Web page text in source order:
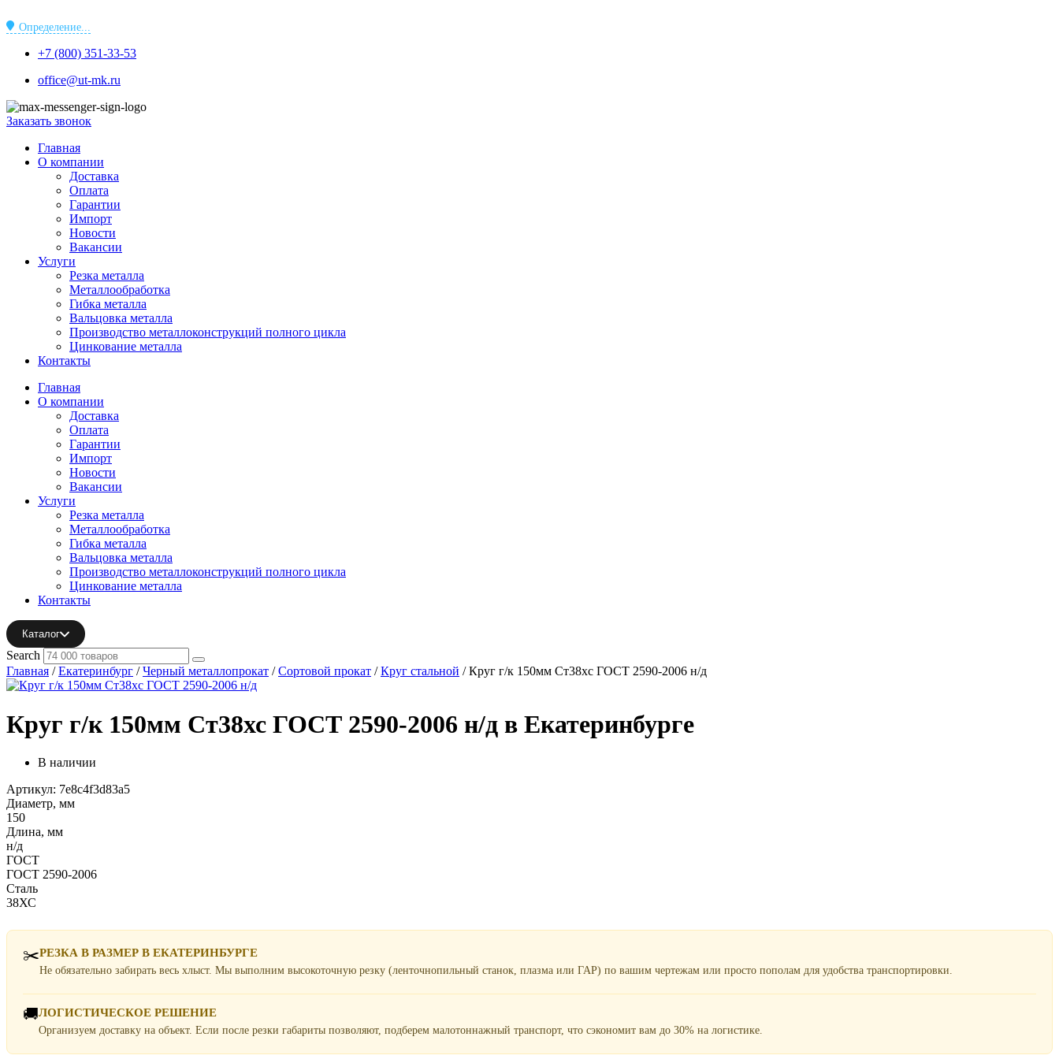
к Определение...
+7 (800) 351-33-53
office@ut-mk.ru
Заказать звонок
Главная
О компании
Доставка
Оплата
Гарантии
Импорт
Новости
Вакансии
Услуги
Резка металла
Металлообработка
Гибка металла
Вальцовка металла
Производство металлоконструкций полного цикла
Цинкование металла
Контакты
Главная
О компании
Доставка
Оплата
Гарантии
Импорт
Новости
Вакансии
Услуги
Резка металла
Металлообработка
Гибка металла
Вальцовка металла
Производство металлоконструкций полного цикла
Цинкование металла
Контакты
Каталог
Search
Главная /Екатеринбург /Черный металлопрокат /Сортовой прокат /Круг стальной / Круг г/к 150мм Ст38хс ГОСТ 2590-2006 н/д
Круг г/к 150мм Ст38хс ГОСТ 2590-2006 н/д в Екатеринбурге
В наличии
Артикул: 7e8c4f3d83a5
Диаметр, мм
150
Длина, мм
н/д
ГОСТ
ГОСТ 2590-2006
Сталь
38ХС
✂️РЕЗКА В РАЗМЕР В ЕКАТЕРИНБУРГЕ
Не обязательно забирать весь хлыст. Мы выполним высокоточную резку (ленточнопильный станок, плазма или ГАР) по вашим чертежам или просто пополам для удобства транспортировки.
🚚ЛОГИСТИЧЕСКОЕ РЕШЕНИЕ
Организуем доставку на объект. Если после резки габариты позволяют, подберем малотоннажный транспорт, что сэкономит вам до 30% на логистике.